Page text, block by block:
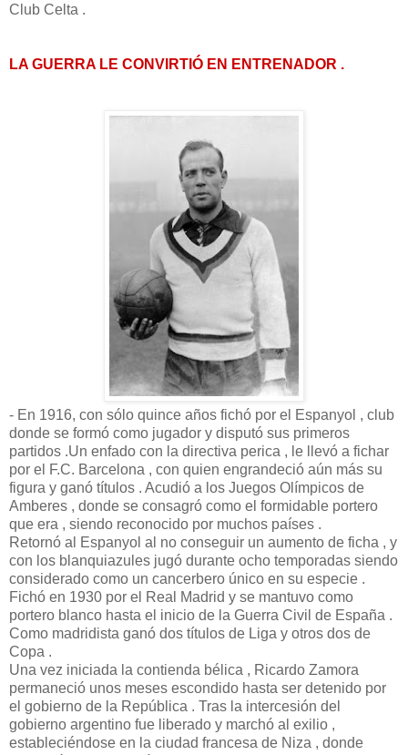
Club Celta .
LA GUERRA LE CONVIRTIÓ EN ENTRENADOR .
- En 1916, con sólo quince años fichó por el Espanyol , club
donde se formó como jugador y disputó sus primeros
partidos .Un enfado con la directiva perica , le llevó a fichar
por el F.C. Barcelona , con quien engrandeció aún más su
figura y ganó títulos . Acudió a los Juegos Olímpicos de
Amberes , donde se consagró como el formidable portero
que era , siendo reconocido por muchos países .
Retornó al Espanyol al no conseguir un aumento de ficha , y
con los blanquiazules jugó durante ocho temporadas siendo
considerado como un cancerbero único en su especie .
Fichó en 1930 por el Real Madrid y se mantuvo como
portero blanco hasta el inicio de la Guerra Civil de España .
Como madridista ganó dos títulos de Liga y otros dos de
Copa .
Una vez iniciada la contienda bélica , Ricardo Zamora
permaneció unos meses escondido hasta ser detenido por
el gobierno de la República . Tras la intercesión del
gobierno argentino fue liberado y marchó al exilio ,
estableciéndose en la ciudad francesa de Niza , donde